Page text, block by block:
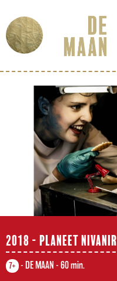
2018 - PLANEET NIVANIR
7+ - DE MAAN - 60 min.